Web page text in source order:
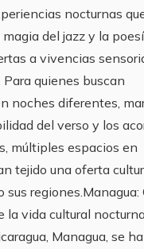
nocturnas
del jazz y la
a vivencias
quienes buscan
noches diferentes,
del verso y los
múltiples espacios en
tejido una oferta
sus regiones.Managua:
la vida cultural
Managua, se ha